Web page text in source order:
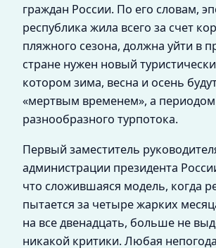
граждан России. По его словам,
республика жила всего за счет
пляжного сезона, должна уйти в
стране нужен новый
котором зима, весна и осень
«мертвым временем», а периодом
разнообразного турпотока.
Первый заместитель
администрации президента
что сложившаяся модель, когда
пытается за четыре жарких
на все двенадцать, больше не
никакой критики. Любая